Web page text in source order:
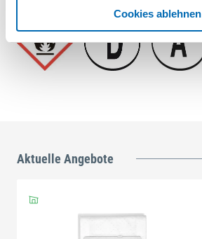
Cookies ablehnen
Aktuelle Angebote